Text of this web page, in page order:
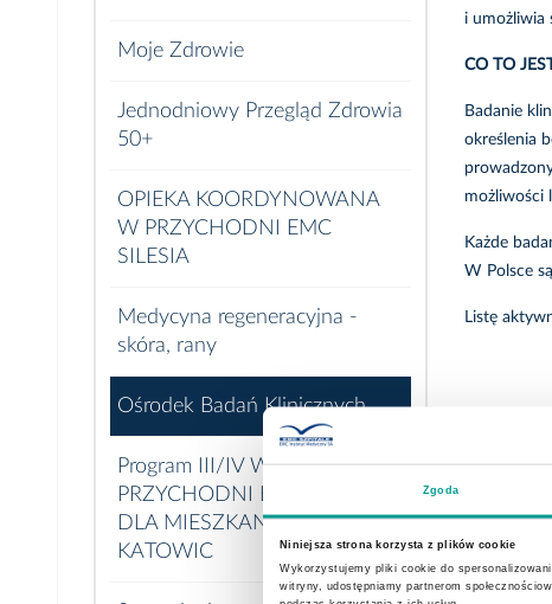
Zgoda
Niniejsza strona korzysta z plików cookie
Wykorzystujemy pliki cookie do
witryny, udostępniamy partnerom
Moje Zdrowie
Jednodniowy Przegląd Zdrowia
50+
OPIEKA KOORDYNOWANA
W PRZYCHODNI EMC
SILESIA
Medycyna regeneracyjna -
skóra, rany
Ośrodek Badań Klinicznych
Program III/IV WIEK W
PRZYCHODNI EMC SILESIA
DLA MIESZKANCÓW
KATOWIC
i umożliwia
CO TO
Badanie
określenia
możliwości
Każde
W Polsce
Listę